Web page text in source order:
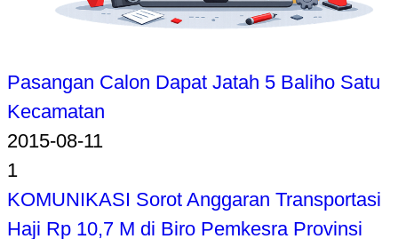
Pasangan Calon Dapat Jatah 5 Baliho Satu
Kecamatan
2015-08-11
1
KOMUNIKASI Sorot Anggaran Transportasi
Haji Rp 10,7 M di Biro Pemkesra Provinsi